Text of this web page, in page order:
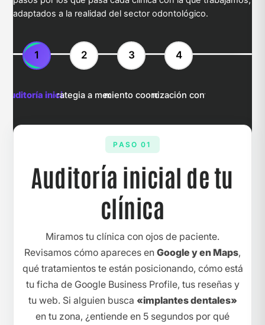
adaptados a la realidad del sector odontológico.
1
Auditoría inicial
2
Estrategia a medida
3
Lanzamiento coordinado
4
Optimización continua
PASO 01
Auditoría inicial de tu
clínica
Miramos tu clínica con ojos de paciente.
Revisamos cómo apareces en Google y en Maps,
qué tratamientos te están posicionando, cómo está
tu ficha de Google Business Profile, tus reseñas y
tu web. Si alguien busca «implantes dentales»
en tu zona, ¿entiende en 5 segundos por qué